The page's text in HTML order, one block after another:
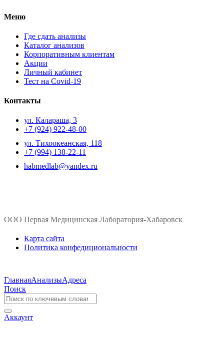
Меню
Где сдать анализы
Каталог анализов
Корпоративным клиентам
Акции
Личный кабинет
Тест на Covid-19
Контакты
ул. ​Калараша, 3
+7 (924) 922-48-00
ул. ​Тихоокеанская, 118
+7 (994) 138-22-11
habmedlab@yandex.ru
ООО Первая Медицинская Лаборатория-Хабаровск
Карта сайта
Политика конфедициональности
ГлавнаяАнализыАдреса
Поиск
Аккаунт